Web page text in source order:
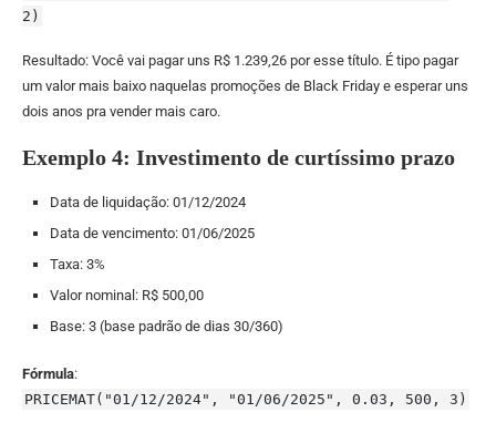
2)
Resultado: Você vai pagar uns R$ 1.239,26 por esse título. É tipo pagar
um valor mais baixo naquelas promoções de Black Friday e esperar uns
dois anos pra vender mais caro.
Exemplo 4: Investimento de curtíssimo prazo
Data de liquidação: 01/12/2024
Data de vencimento: 01/06/2025
Taxa: 3%
Valor nominal: R$ 500,00
Base: 3 (base padrão de dias 30/360)
Fórmula:
PRICEMAT("01/12/2024", "01/06/2025", 0.03, 500, 3)